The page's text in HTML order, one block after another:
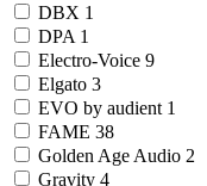
DBX 1
DPA 1
Electro-Voice 9
Elgato 3
EVO by audient 1
FAME 38
Golden Age Audio 2
Gravity 4